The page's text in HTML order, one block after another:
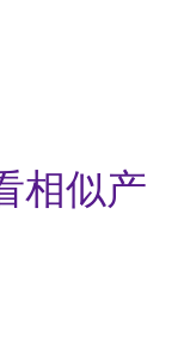
相似产